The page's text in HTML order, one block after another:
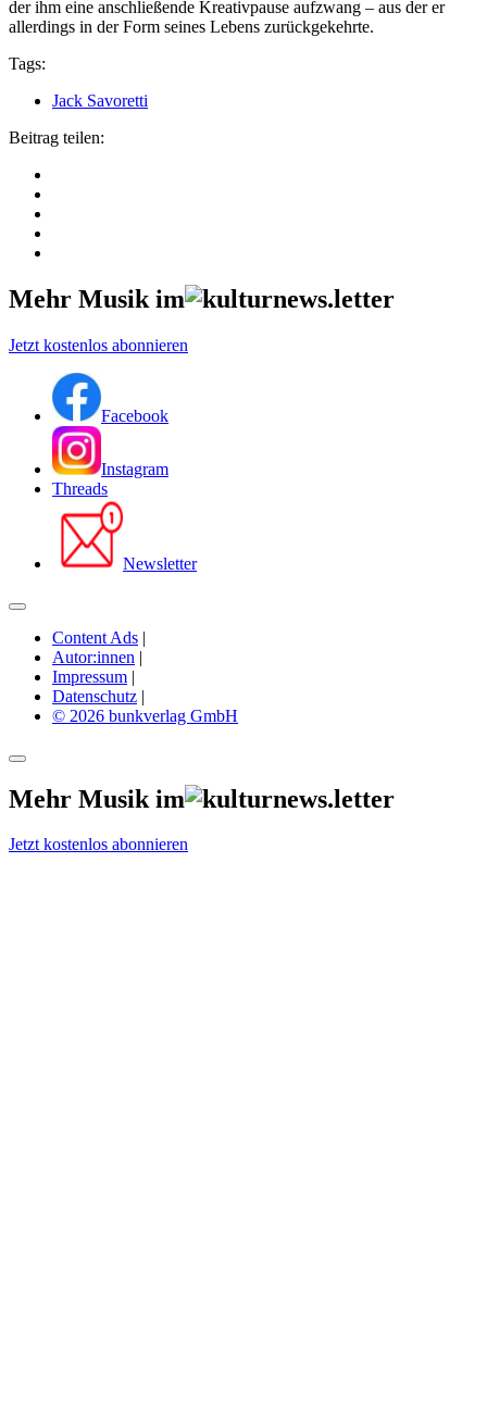
der ihm eine anschließende Kreativpause aufzwang – aus der er
allerdings in der Form seines Lebens zurückgekehrte.
Tags:
Jack Savoretti
Beitrag teilen:
Mehr Musik im
Jetzt kostenlos abonnieren
Facebook
Instagram
Threads
Newsletter
Content Ads |
Autor:innen |
Impressum |
Datenschutz |
© 2026 bunkverlag GmbH
Mehr Musik im
Jetzt kostenlos abonnieren